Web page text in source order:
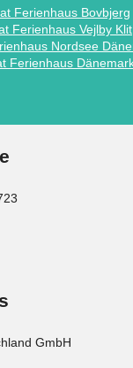
Ferienhaus Bovbjerg
Ferienhaus Vejlby Klit
Nordsee
Ferienhaus
GmbH